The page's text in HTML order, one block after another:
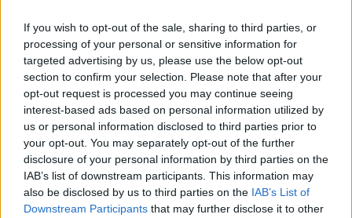
If you wish to opt-out of the sale, sharing to third parties, or
processing of your personal or sensitive information for
targeted advertising by us, please use the below opt-out
section to confirm your selection. Please note that after your
opt-out request is processed you may continue seeing
interest-based ads based on personal information utilized by
us or personal information disclosed to third parties prior to
your opt-out. You may separately opt-out of the further
disclosure of your personal information by third parties on the
IAB’s list of downstream participants. This information may
also be disclosed by us to third parties on the IAB’s List of
Downstream Participants that may further disclose it to other
πρότυπα ΕΠΑΛ, καθώς επίσης και τα Λύκεια
των Ενιαίων Ειδικών Επαγγελματικών
Γυμνασίων Λυκείων (ΕΝ.Ε.Ε.ΓΥ-Λ.). Στα
πρότυπα ΕΠΑΛ, τα οποία θα ιδρυθούν, θα
εισάγονται απόφοιτοι γυμνασίου με βάση
τον βαθμό απολυτηρίου τους.
Προσόντα επιπέδου 5 θα προσφέρουν τα
Ινστιτούτα Επαγγελματικής Κατάρτισης
(Ι.Ε.Κ.) και το Μεταλυκειακό Έτος - Τάξη